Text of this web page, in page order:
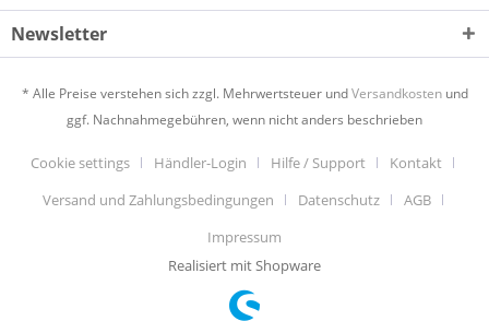
Newsletter
* Alle Preise verstehen sich zzgl. Mehrwertsteuer undVersandkostenund
ggf. Nachnahmegebühren, wenn nicht anders beschrieben
Cookie settings Händler-Login Hilfe / Support
Kontakt
Versand und Zahlungsbedingungen
Datenschutz
AGB
Impressum
Realisiert mit Shopware